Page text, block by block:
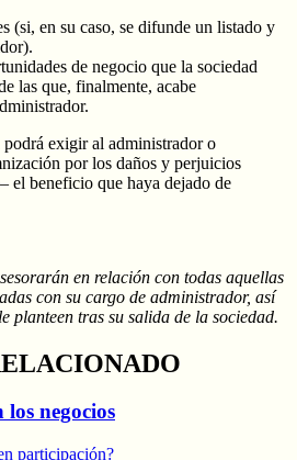
(si, en su caso, se difunde un listado y
de negocio que la sociedad
las que, finalmente, acabe
podrá exigir al administrador o
por los daños y perjuicios
el beneficio que haya dejado de
en relación con todas aquellas
con su cargo de administrador, así
planteen tras su salida de la sociedad.
negocios
participación?